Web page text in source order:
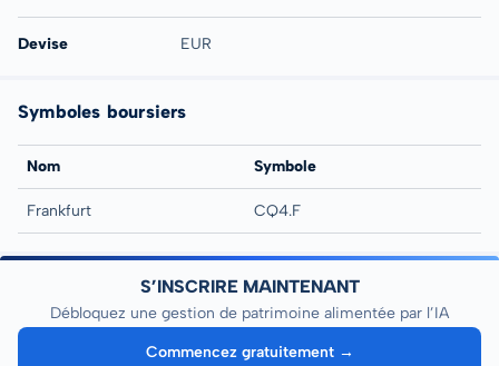
Devise EUR
Symboles boursiers
Nom Symbole
Frankfurt CQ4.F
S’INSCRIRE MAINTENANT
Débloquez une gestion de patrimoine alimentée par l’IA
Commencez gratuitement →